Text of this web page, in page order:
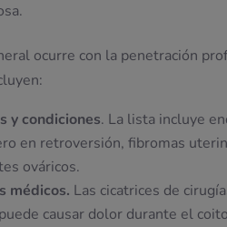
ocurre con la penetración
y condiciones. La lista incluye
en retroversión, fibromas
ováricos.
médicos. Las cicatrices de
causar dolor durante el